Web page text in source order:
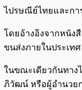
พร้อมเล่น
ไปรษณีย์ไทยและกา
โดยอ้างอิงจากหนัง
ขนส่งภายในประเทศ
ในขณะเดียวกันทาง
ภิวัฒน์ หรือผู้อำนวย